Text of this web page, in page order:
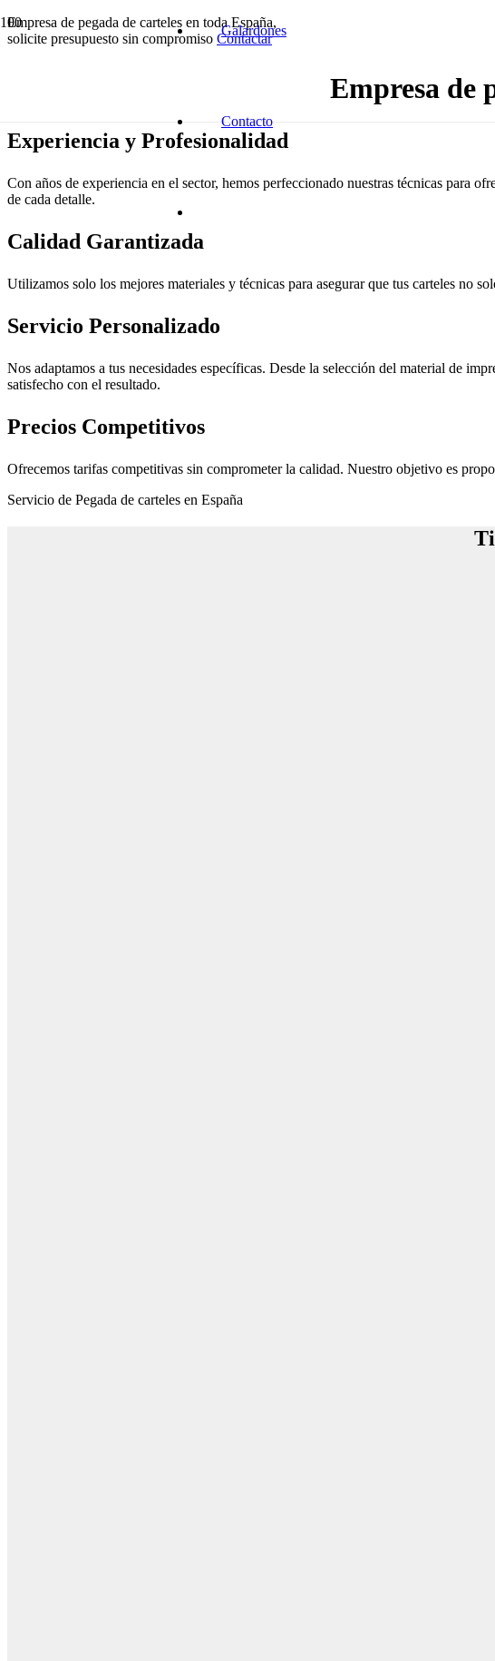
Galardones
Contacto
Empresa de pegada de carteles en toda España,
solicite presupuesto sin compromiso Contactar
Empresa de
Experiencia y Profesionalidad
Con años de experiencia en el sector, hemos perfeccionado nuestras técnicas para
de cada detalle.
Calidad Garantizada
Utilizamos solo los mejores materiales y técnicas para asegurar que tus carteles no
Servicio Personalizado
Nos adaptamos a tus necesidades específicas. Desde la selección del material de
satisfecho con el resultado.
Precios Competitivos
Ofrecemos tarifas competitivas sin comprometer la calidad. Nuestro objetivo es
Servicio de Pegada de carteles en España